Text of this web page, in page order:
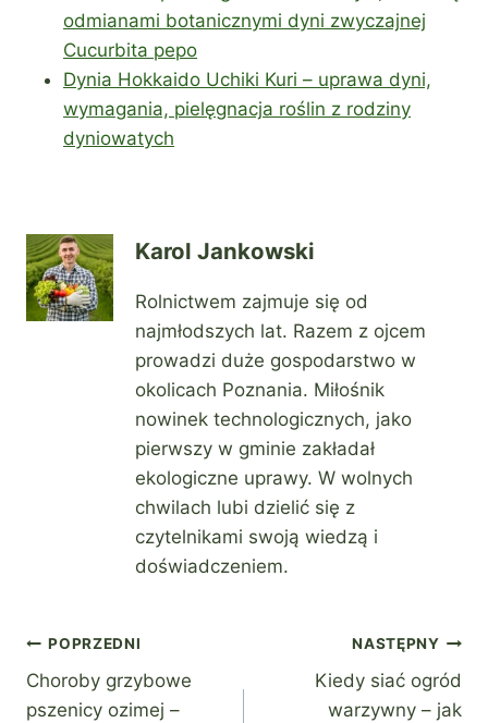
odmianami botanicznymi dyni zwyczajnej
Cucurbita pepo
Dynia Hokkaido Uchiki Kuri – uprawa dyni,
wymagania, pielęgnacja roślin z rodziny
dyniowatych
Karol Jankowski
Rolnictwem zajmuje się od
najmłodszych lat. Razem z ojcem
prowadzi duże gospodarstwo w
okolicach Poznania. Miłośnik
nowinek technologicznych, jako
pierwszy w gminie zakładał
ekologiczne uprawy. W wolnych
chwilach lubi dzielić się z
czytelnikami swoją wiedzą i
doświadczeniem.
Nawigacja
wpisu
POPRZEDNI
Choroby grzybowe
pszenicy ozimej –
NASTĘPNY
Kiedy siać ogród
warzywny – jak